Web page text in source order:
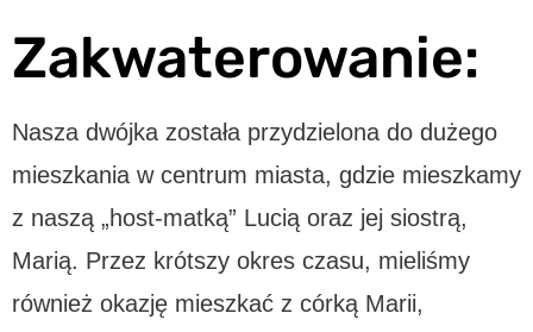
Zakwaterowanie:
Nasza dwójka została przydzielona do dużego
mieszkania w centrum miasta, gdzie mieszkamy
z naszą „host-matką” Lucią oraz jej siostrą,
Marią. Przez krótszy okres czasu, mieliśmy
również okazję mieszkać z córką Marii,